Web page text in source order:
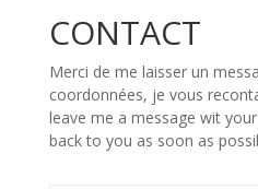
CONTACT
Merci de me laisser un
coordonnées, je vous
leave me a message wit
back to you as soon as